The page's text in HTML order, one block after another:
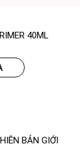
40ML
BẢN GIỚI